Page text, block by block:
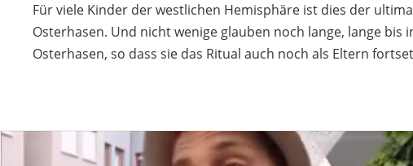
Für viele Kinder der westlichen Hemisphäre ist dies der
Osterhasen. Und nicht wenige glauben noch lange, lange bis
Osterhasen, so dass sie das Ritual auch noch als Eltern